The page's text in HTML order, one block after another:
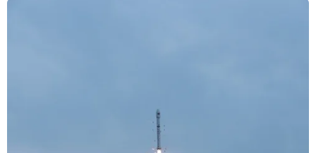
hợp với các cơ quan chức năng để thực hiện rà
soát, đối chiếu dữ liệu, phân tích rủi ro về nghĩa